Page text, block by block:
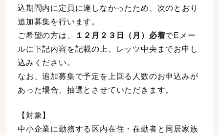
込期間内に定員に達しなかったため、次のとおり
追加募集を行います。
ご希望の方は、
１２月２３日（月）必着でEメー
ルに下記内容を記載の上、レッツ中央までお申し
込みください。
なお、追加募集で予定を上回る人数のお申込みが
あった場合、抽選とさせていただきます。
【対象】
中小企業に勤務する区内在住・在勤者と同居家族